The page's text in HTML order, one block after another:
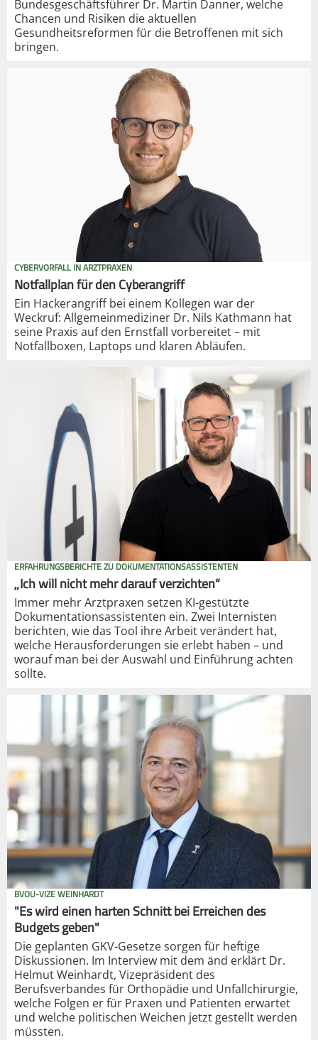
Bundesgeschäftsführer Dr. Martin Danner, welche
Chancen und Risiken die aktuellen
Gesundheitsreformen für die Betroffenen mit sich
bringen.
CYBERVORFALL IN ARZTPRAXEN
Notfallplan für den Cyberangriff
Ein Hackerangriff bei einem Kollegen war der
Weckruf: Allgemeinmediziner Dr. Nils Kathmann hat
seine Praxis auf den Ernstfall vorbereitet – mit
Notfallboxen, Laptops und klaren Abläufen.
ERFAHRUNGSBERICHTE ZU DOKUMENTATIONSASSISTENTEN
„Ich will nicht mehr darauf verzichten“
Immer mehr Arztpraxen setzen KI-gestützte
Dokumentationsassistenten ein. Zwei Internisten
berichten, wie das Tool ihre Arbeit verändert hat,
welche Herausforderungen sie erlebt haben – und
worauf man bei der Auswahl und Einführung achten
sollte.
BVOU-VIZE WEINHARDT
"Es wird einen harten Schnitt bei Erreichen des
Budgets geben"
Die geplanten GKV-Gesetze sorgen für heftige
Diskussionen. Im Interview mit dem änd erklärt Dr.
Helmut Weinhardt, Vizepräsident des
Berufsverbandes für Orthopädie und Unfallchirurgie,
welche Folgen er für Praxen und Patienten erwartet
und welche politischen Weichen jetzt gestellt werden
müssten.